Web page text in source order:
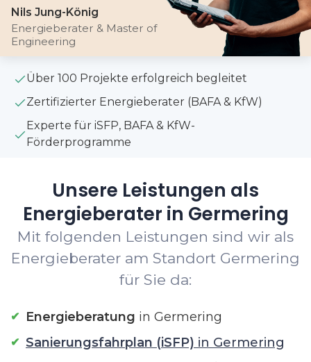
Nils Jung-König
Energieberater & Master of
Engineering
Über 100 Projekte erfolgreich begleitet
Zertifizierter Energieberater (BAFA & KfW)
Experte für iSFP, BAFA & KfW-
Förderprogramme
Unsere Leistungen als
Energieberater in Germering
Mit folgenden Leistungen sind wir als
Energieberater am Standort Germering
für Sie da:
Energieberatung in Germering
Sanierungsfahrplan (iSFP) in Germering